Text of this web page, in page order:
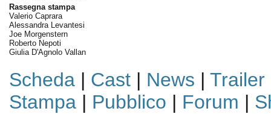
Rassegna stampa
Valerio Caprara
Alessandra Levantesi
Joe Morgenstern
Roberto Nepoti
Giulia D'Agnolo Vallan
Scheda| Cast| News | Trailer
Stampa| Pubblico | Forum |